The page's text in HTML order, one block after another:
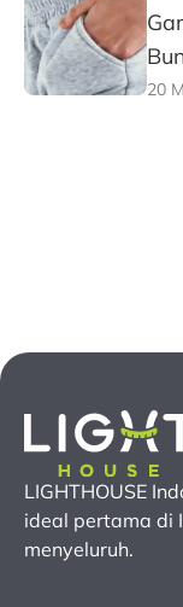
20
LIGHTHOUSE
ideal pertama di
menyeluruh.